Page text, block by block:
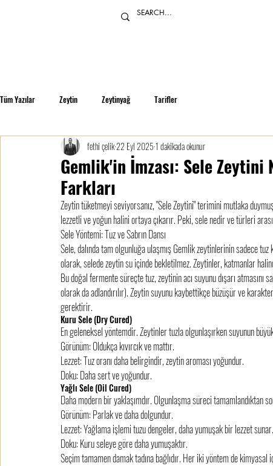
Tüm Yazılar Zeytin Zeytinyağ Tarifler
Gemlik'in İmzası: Sele Zeytini
Farkları
fethi çelik22 Eyl 20251 dakikada okunur
Zeytin tüketmeyi seviyorsanız, "Sele Zeytini" terimini mutlaka
lezzetli ve yoğun halini ortaya çıkarır. Peki, sele nedir ve türleri
​Sele Yöntemi: Tuz ve Sabrın Dansı
Sele, dalında tam olgunluğa ulaşmış Gemlik zeytinlerinin sadece
olarak, selede zeytin su içinde bekletilmez. Zeytinler, katmanlar
​Bu doğal fermente süreçte tuz, zeytinin acı suyunu dışarı
olarak da adlandırılır). Zeytin suyunu kaybettikçe büzüşür ve
gerektirir.
​Kuru Sele (Dry Cured)
En geleneksel yöntemdir. Zeytinler tuzla olgunlaşırken suyunun
​Görünüm: Oldukça kıvırcık ve mattır.
​Lezzet: Tuz oranı daha belirgindir, zeytin aroması yoğundur.
​Doku: Daha sert ve yoğundur.
​Yağlı Sele (Oil Cured)
Daha modern bir yaklaşımdır. Olgunlaşma süreci tamamlandıktan
​Görünüm: Parlak ve daha dolgundur.
​Lezzet: Yağlama işlemi tuzu dengeler, daha yumuşak bir lezzet sunar.
​Doku: Kuru seleye göre daha yumuşaktır.
​Seçim tamamen damak tadına bağlıdır. Her iki yöntem de